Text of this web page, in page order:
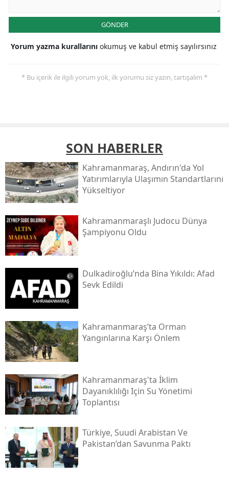
GÖNDER
Yorum yazma kurallarını okumuş ve kabul etmiş sayılırsınız
* Bu içerik ile ilgili yorum yok, ilk yorumu siz yazın, tartışalım *
SON HABERLER
Kahramanmaraş, Andırın'da Yol
Yatırımlarıyla Ulaşımın Standartlarını
Yükseltiyor
Kahramanmaraşlı Judocu Dünya
Şampiyonu Oldu
Dulkadiroğlu’nda Bina Yıkıldı: Afad
Sevk Edildi
Kahramanmaraş’ta Orman
Yangınlarına Karşı Önlem
Kahramanmaraş'ta İklim
Dayanıklılığı Için Su Yönetimi
Toplantısı
Türkiye, Suudi Arabistan Ve
Pakistan’dan Savunma Paktı